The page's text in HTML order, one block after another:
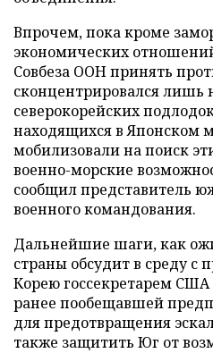
Впрочем, пока кроме
экономических
Совбеза ООН принять
сконцентрировался лишь
северокорейских
находящихся в Японском
мобилизовали на поиск
военно-морские
сообщил представитель
военного командования.
Дальнейшие шаги, как
страны обсудит в среду
Корею госсекретарем
ранее пообещавшей
для предотвращения
также защитить Юг от